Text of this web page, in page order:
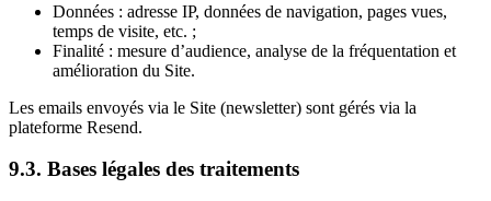
Données : adresse IP, données de navigation, pages vues,
temps de visite, etc. ;
Finalité : mesure d’audience, analyse de la fréquentation et
amélioration du Site.
Les emails envoyés via le Site (newsletter) sont gérés via la
plateforme Resend.
9.3. Bases légales des traitements